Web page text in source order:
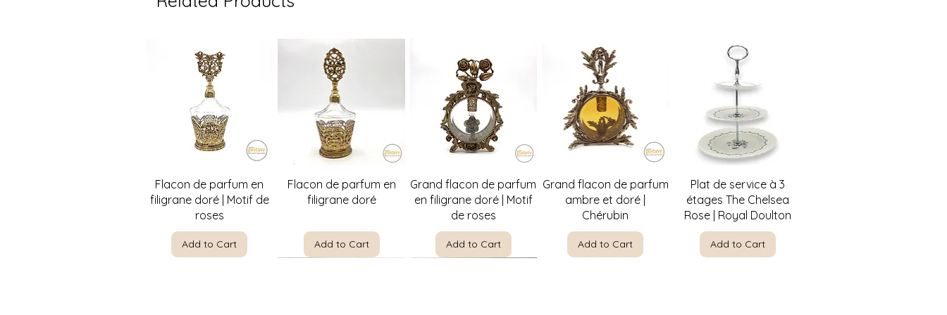
Quick View
Flacon de parfum en
filigrane doré | Motif de
roses
Add to Cart
Quick View
Flacon de parfum en
filigrane doré
Add to Cart
Quick View
Grand flacon de parfum
en filigrane doré | Motif
de roses
Add to Cart
Quick View
Grand flacon de parfum
ambre et doré |
Chérubin
Add to Cart
Quick View
Plat de service à 3
étages The Chelsea
Rose | Royal Doulton
Add to Cart